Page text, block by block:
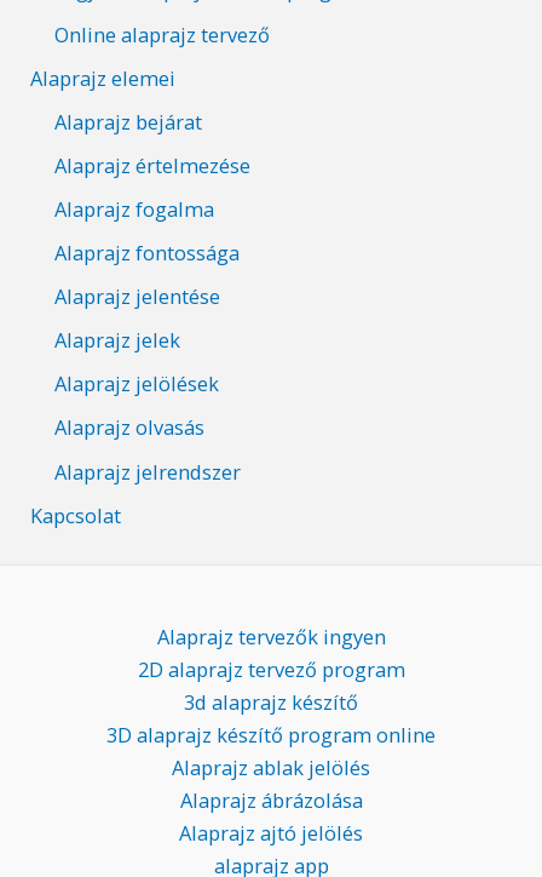
Online alaprajz tervező
Alaprajz elemei
Alaprajz bejárat
Alaprajz értelmezése
Alaprajz fogalma
Alaprajz fontossága
Alaprajz jelentése
Alaprajz jelek
Alaprajz jelölések
Alaprajz olvasás
Alaprajz jelrendszer
Kapcsolat
Alaprajz tervezők ingyen
2D alaprajz tervező program
3d alaprajz készítő
3D alaprajz készítő program online
Alaprajz ablak jelölés
Alaprajz ábrázolása
Alaprajz ajtó jelölés
alaprajz app